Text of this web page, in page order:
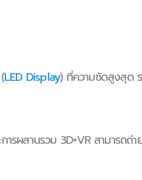
LED Display) ที่ความชัดสูงสุด
รผสานรวม 3D+VR สามารถถ่